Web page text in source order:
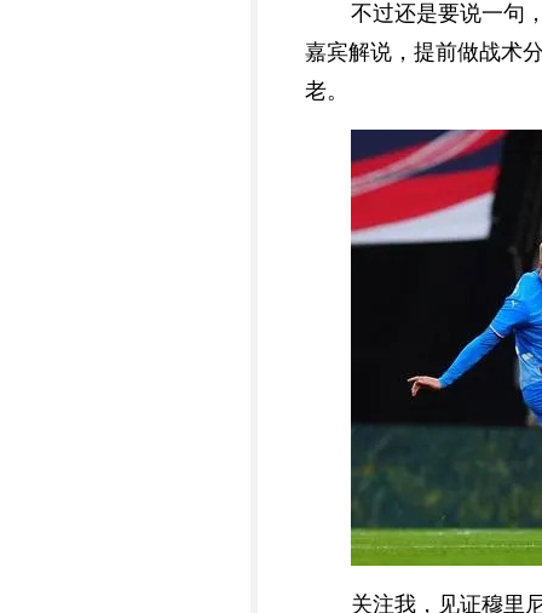
不过还是要说一句
嘉宾解说，提前做战术
老。
关注我，见证穆里